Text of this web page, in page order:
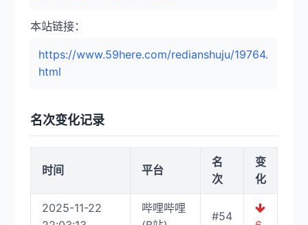
本站链接：
https://www.59here.com/redianshuju/19764.
html
名次变化记录
时间 平台
名
次
变
化
2025-11-22
哔哩哔哩
#54